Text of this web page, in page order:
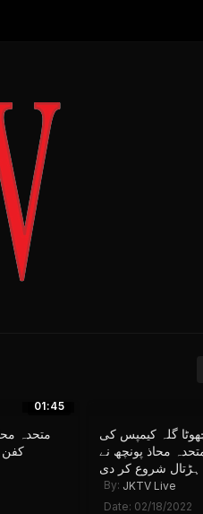
Display:
01:45
متحدہ
کفن
گلہ کیمپس کی
محاذ پونچھ نے
ہڑتال شروع کر دی
By: JKTV Live
Date: 02/18/2022